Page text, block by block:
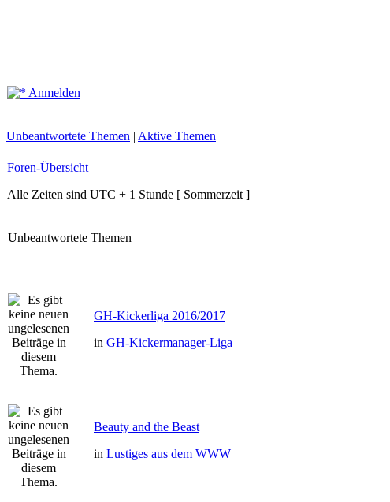
Anmelden
Unbeantwortete Themen | Aktive Themen
Foren-Übersicht
Alle Zeiten sind UTC + 1 Stunde [ Sommerzeit ]
Unbeantwortete Themen
GH-Kickerliga 2016/2017
in GH-Kickermanager-Liga
Beauty and the Beast
in Lustiges aus dem WWW